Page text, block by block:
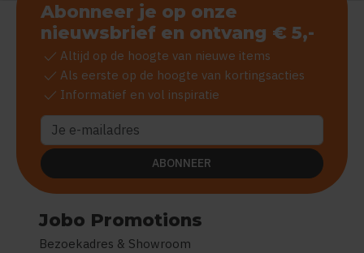
Jobo Promotions
Bezoekadres & Showroom
Abonneer je op onze
nieuwsbrief en ontvang € 5,-
check Altijd op de hoogte van nieuwe items
check Als eerste op de hoogte van kortingsacties
check Informatief en vol inspiratie
ABONNEER